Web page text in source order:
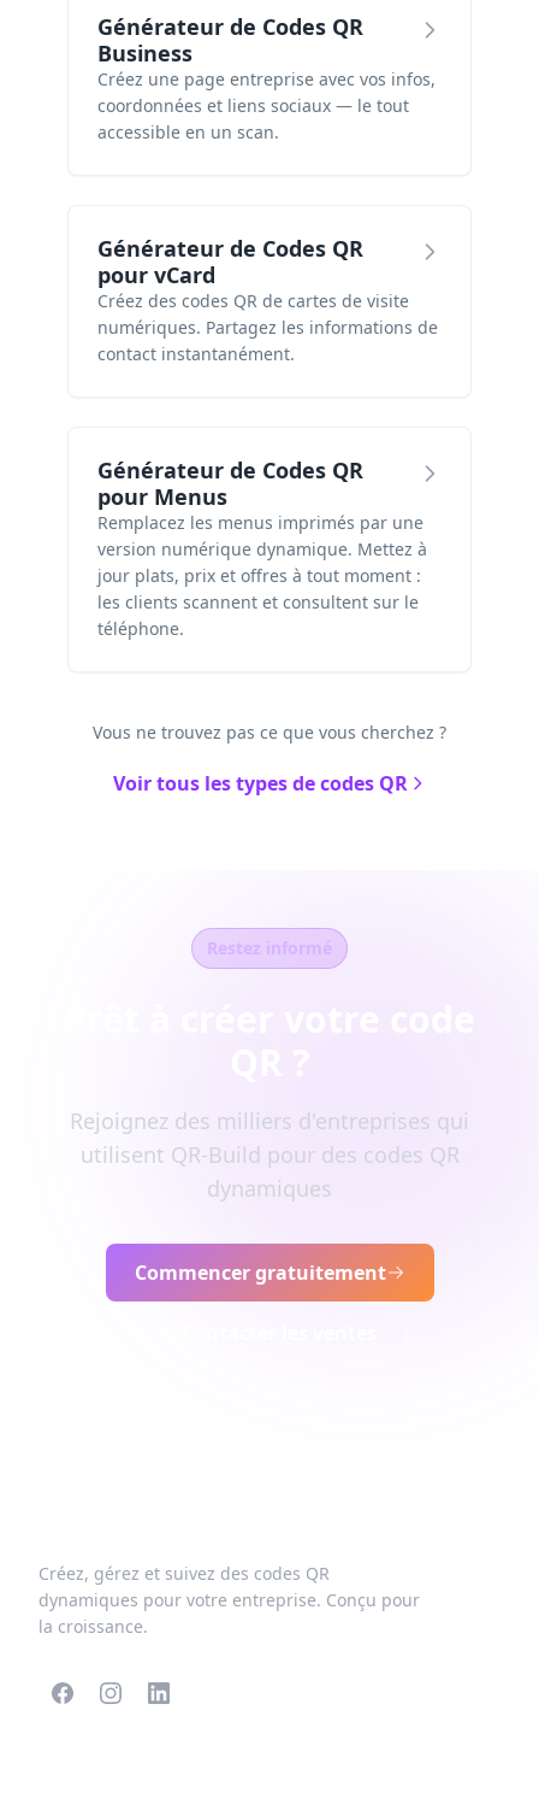
Générateur de Codes QR
Business
Créez une page entreprise avec vos infos,
coordonnées et liens sociaux — le tout
accessible en un scan.
Générateur de Codes QR
pour vCard
Créez des codes QR de cartes de visite
numériques. Partagez les informations de
contact instantanément.
Générateur de Codes QR
pour Menus
Remplacez les menus imprimés par une
version numérique dynamique. Mettez à
jour plats, prix et offres à tout moment :
les clients scannent et consultent sur le
téléphone.
Vous ne trouvez pas ce que vous cherchez ?
Voir tous les types de codes QR
Restez informé
Rejoignez des milliers d'entreprises qui
utilisent QR-Build pour des codes QR
dynamiques
Commencer gratuitement
Créez, gérez et suivez des codes QR
dynamiques pour votre entreprise. Conçu pour
la croissance.